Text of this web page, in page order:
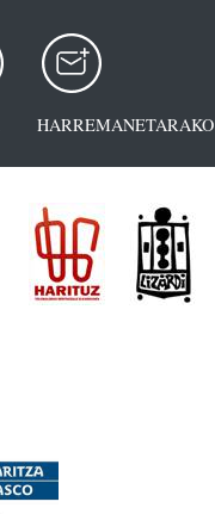
HARREMANETARAKO